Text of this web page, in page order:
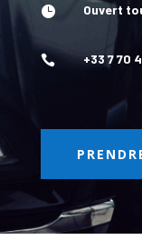
 Ouvert
 +33 7 70